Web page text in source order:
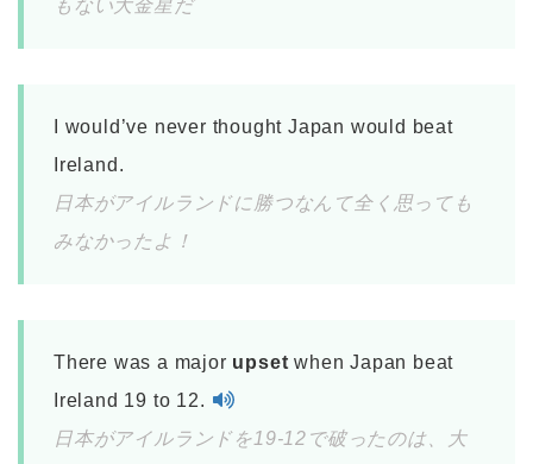
もない大金星だ
I would’ve never thought Japan would beat
Ireland.
日本がアイルランドに勝つなんて全く思っても
みなかったよ！
There was a major upset when Japan beat
Ireland 19 to 12.
日本がアイルランドを19-12で破ったのは、大